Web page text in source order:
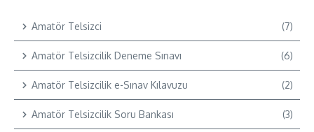
Amatör Telsizci (7)
Amatör Telsizcilik Deneme Sınavı (6)
Amatör Telsizcilik e-Sınav Kılavuzu (2)
Amatör Telsizcilik Soru Bankası (3)